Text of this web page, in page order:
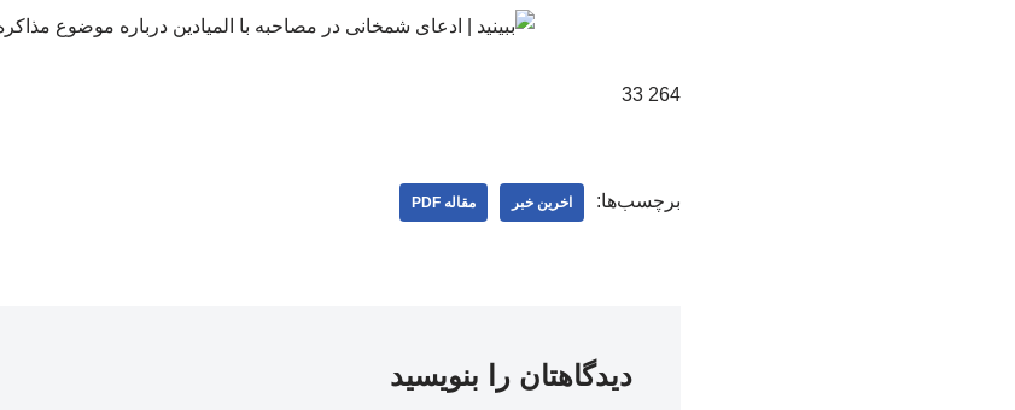
264 33
برچسب‌ها: اخرین خبر مقاله PDF
دیدگاهتان را بنویسید